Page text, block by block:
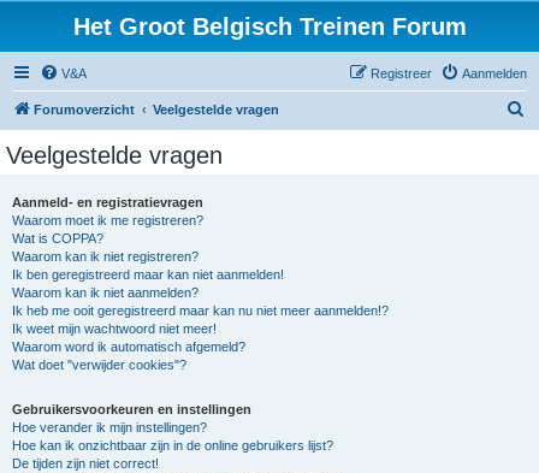
Het Groot Belgisch Treinen Forum
V&A Aanmelden
Registreer
Forumoverzicht Veelgestelde vragen
Veelgestelde vragen
Aanmeld- en registratievragen
Waarom moet ik me registreren?
Wat is COPPA?
Waarom kan ik niet registreren?
Ik ben geregistreerd maar kan niet aanmelden!
Waarom kan ik niet aanmelden?
Ik heb me ooit geregistreerd maar kan nu niet meer aanmelden!?
Ik weet mijn wachtwoord niet meer!
Waarom word ik automatisch afgemeld?
Wat doet "verwijder cookies"?
Gebruikersvoorkeuren en instellingen
Hoe verander ik mijn instellingen?
Hoe kan ik onzichtbaar zijn in de online gebruikers lijst?
De tijden zijn niet correct!